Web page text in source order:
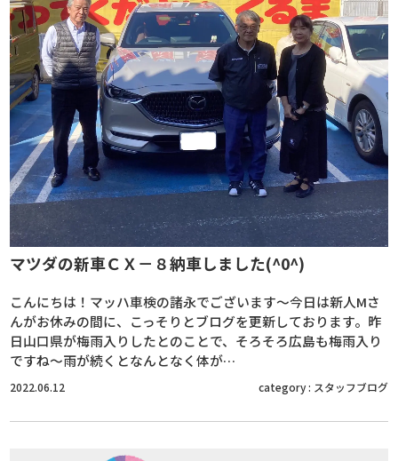
マツダの新車ＣＸ－８納車しました(^0^)
こんにちは！マッハ車検の諸永でございます～今日は新人Mさ
んがお休みの間に、こっそりとブログを更新しております。昨
日山口県が梅雨入りしたとのことで、そろそろ広島も梅雨入り
ですね～雨が続くとなんとなく体が…
2022.06.12 category : スタッフブログ